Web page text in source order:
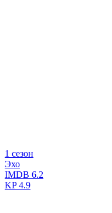
1 сезон
Эхо
IMDB 6.2
KP4.9